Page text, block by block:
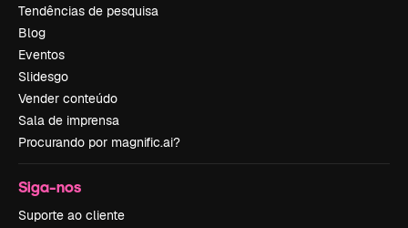
Tendências de pesquisa
Blog
Eventos
Slidesgo
Vender conteúdo
Sala de imprensa
Procurando por magnific.ai?
Siga-nos
Suporte ao cliente